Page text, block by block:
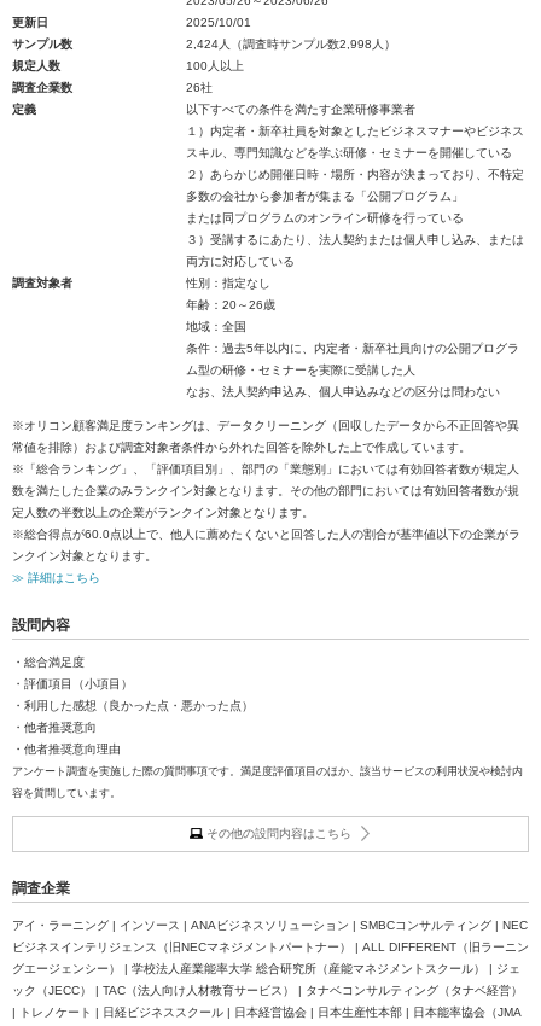
更新日
2025/10/01
サンプル数
2,424人（調査時サンプル数2,998人）
規定人数
100人以上
調査企業数
26社
定義
以下すべての条件を満たす企業研修事業者
１）内定者・新卒社員を対象としたビジネスマナーやビジネス
スキル、専門知識などを学ぶ研修・セミナーを開催している
２）あらかじめ開催日時・場所・内容が決まっており、不特定
多数の会社から参加者が集まる「公開プログラム」
または同プログラムのオンライン研修を行っている
３）受講するにあたり、法人契約または個人申し込み、または
両方に対応している
調査対象者
性別：指定なし
年齢：20～26歳
地域：全国
条件：過去5年以内に、内定者・新卒社員向けの公開プログラ
ム型の研修・セミナーを実際に受講した人
なお、法人契約申込み、個人申込みなどの区分は問わない
※オリコン顧客満足度ランキングは、データクリーニング（回収したデータから不正回答や異
常値を排除）および調査対象者条件から外れた回答を除外した上で作成しています。
※「総合ランキング」、「評価項目別」、部門の「業態別」においては有効回答者数が規定人
数を満たした企業のみランクイン対象となります。その他の部門においては有効回答者数が規
定人数の半数以上の企業がランクイン対象となります。
※総合得点が60.0点以上で、他人に薦めたくないと回答した人の割合が基準値以下の企業がラ
ンクイン対象となります。
≫ 詳細はこちら
設問内容
・総合満足度
・評価項目（小項目）
・利用した感想（良かった点・悪かった点）
・他者推奨意向
・他者推奨意向理由
アンケート調査を実施した際の質問事項です。満足度評価項目のほか、該当サービスの利用状況や検討内
容を質問しています。
その他の設問内容はこちら
調査企業
アイ・ラーニング | インソース | ANAビジネスソリューション | SMBCコンサルティング | NEC
ビジネスインテリジェンス（旧NECマネジメントパートナー） | ALL DIFFERENT（旧ラーニン
グエージェンシー） | 学校法人産業能率大学 総合研究所（産能マネジメントスクール） | ジェ
ック（JECC） | TAC（法人向け人材教育サービス） | タナベコンサルティング（タナベ経営）
| トレノケート | 日経ビジネススクール | 日本経営協会 | 日本生産性本部 | 日本能率協会（JMA